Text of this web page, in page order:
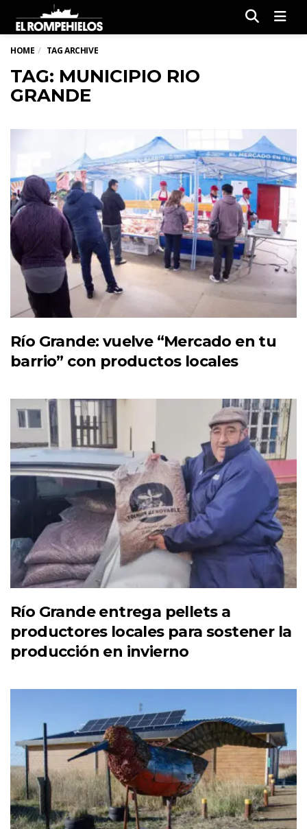
HOME TAG ARCHIVE
TAG: MUNICIPIO RIO
GRANDE
Río Grande: vuelve “Mercado en tu
barrio” con productos locales
Río Grande entrega pellets a
productores locales para sostener la
producción en invierno